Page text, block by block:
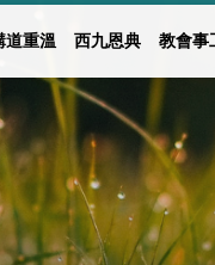
道重溫 西九恩典 教會事